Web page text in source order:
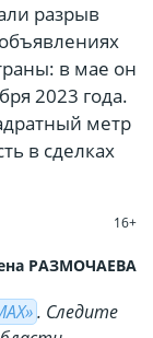
разрыв
в мае он
2023 года.
метр
в сделках
16+
РАЗМОЧАЕВА
. Cледите